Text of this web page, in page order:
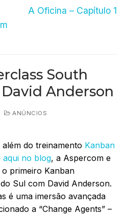
Próximo
A Oficina – Capítulo 1
South
Anderson
ANÚNCIOS
do treinamento Kanban
aqui no blog, a Aspercom e
primeiro Kanban
Sul com David Anderson.
é uma imersão avançada
a “Change Agents” –